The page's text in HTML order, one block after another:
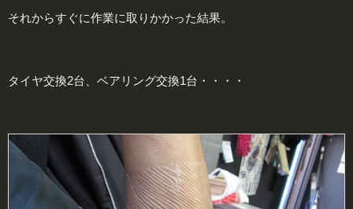
それからすぐに作業に取りかかった結果。
タイヤ交換2台、ベアリング交換1台・・・・